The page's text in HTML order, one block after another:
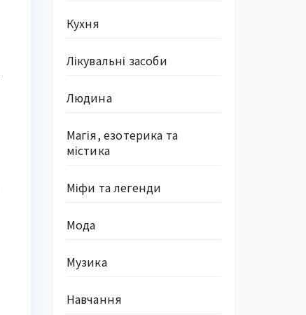
Кухня
Лікувальні засоби
Людина
Магія, езотерика та
містика
Міфи та легенди
Мода
Музика
Навчання